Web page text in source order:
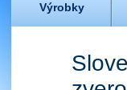
Výrobky